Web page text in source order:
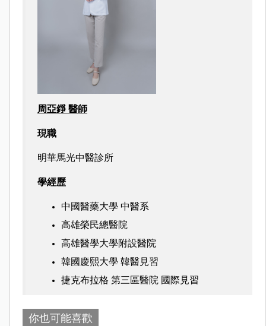
周亞錚 醫師
現職
明華馬光中醫診所
學經歷
中國醫藥大學 中醫系
高雄榮民總醫院
高雄醫學大學附設醫院
韓國慶熙大學 韓醫見習
捷克布拉格 第三區醫院 國際見習
你也可能喜歡